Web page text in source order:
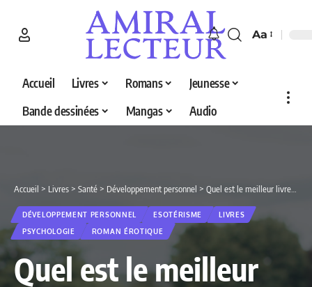
Aa
Accueil Livres Romans
Jeunesse
Bande dessinées
Mangas Audio
Accueil > Livres > Santé > Développement personnel > Quel est le meilleur livre d’Osho en 2026 ? Découvrez nos 5 sélections
DÉVELOPPEMENT PERSONNEL ESOTÉRISME
LIVRES
PSYCHOLOGIE
ROMAN ÉROTIQUE
Quel est le meilleur